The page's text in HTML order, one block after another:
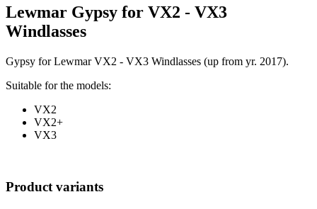
Lewmar Gypsy for VX2 - VX3
Windlasses
Gypsy for Lewmar VX2 - VX3 Windlasses (up from yr. 2017).
Suitable for the models:
VX2
VX2+
VX3
Product variants